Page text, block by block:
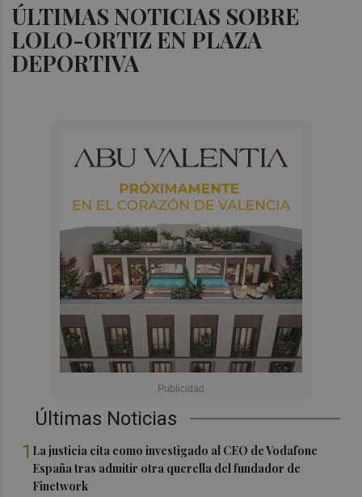
ÚLTIMAS NOTICIAS SOBRE
LOLO-ORTIZ EN PLAZA
DEPORTIVA
Últimas Noticias
1 La justicia cita como investigado al CEO de Vodafone
España tras admitir otra querella del fundador de
Finetwork